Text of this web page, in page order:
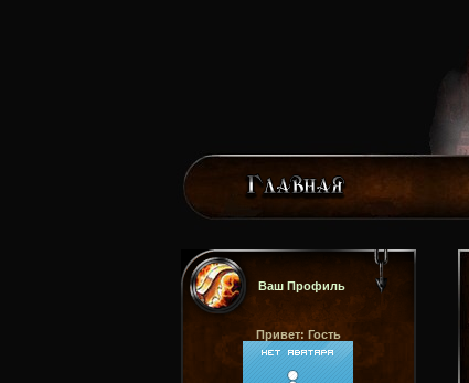
Ваш Профиль
Привет: Гость